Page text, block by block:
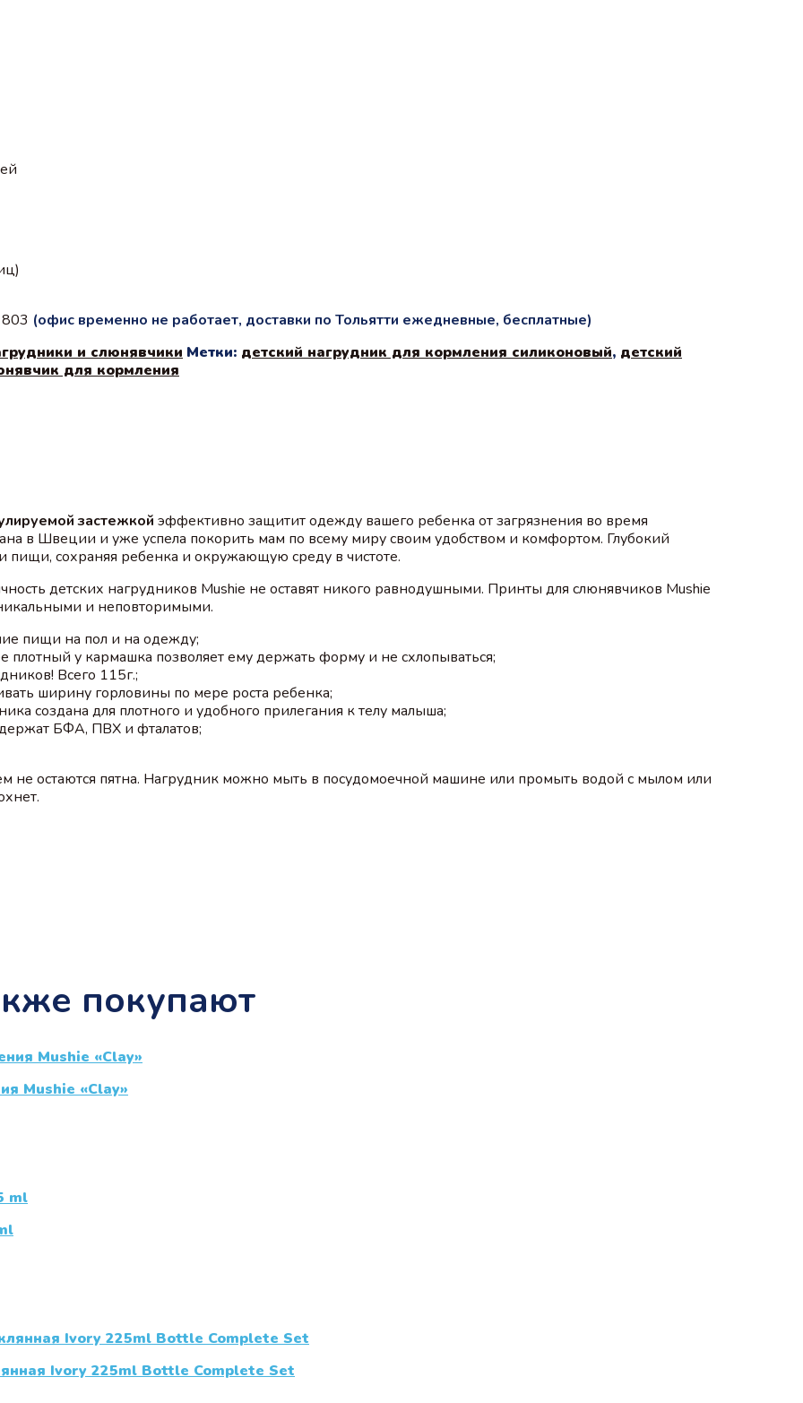
(офис временно не работает, доставки по Тольятти ежедневные, бесплатные)
и слюнявчики Метки: детский нагрудник для кормления силиконовый, детский
для кормления
застежкой эффективно защитит одежду вашего ребенка от загрязнения во время
в Швеции и уже успела покорить мам по всему миру своим удобством и комфортом. Глубокий
пищи, сохраняя ребенка и окружающую среду в чистоте.
детских нагрудников Mushie не оставят никого равнодушными. Принты для слюнявчиков Mushie
и неповторимыми.
пищи на пол и на одежду;⠀
плотный у кармашка позволяет ему держать форму и не схлопываться;⠀
Всего 115г.;⠀
ширину горловины по мере роста ребенка;⠀
создана для плотного и удобного прилегания к телу малыша;
БФА, ПВХ и фталатов;
не остаются пятна. Нагрудник можно мыть в посудомоечной машине или промыть водой с мылом или
покупают
Mushie «Clay»
Ivory 225ml Bottle Complete Set